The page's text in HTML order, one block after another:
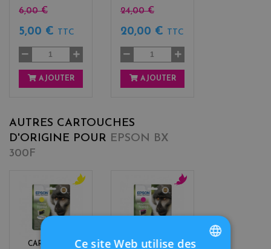
6,00 €
5,00 € TTC
AJOUTER
24,00 €
20,00 € TTC
AJOUTER
AUTRES CARTOUCHES
D'ORIGINE POUR EPSON BX
300F
CARTOUCHE
l
CARTOUCHE
g
Ce site Web utilise des